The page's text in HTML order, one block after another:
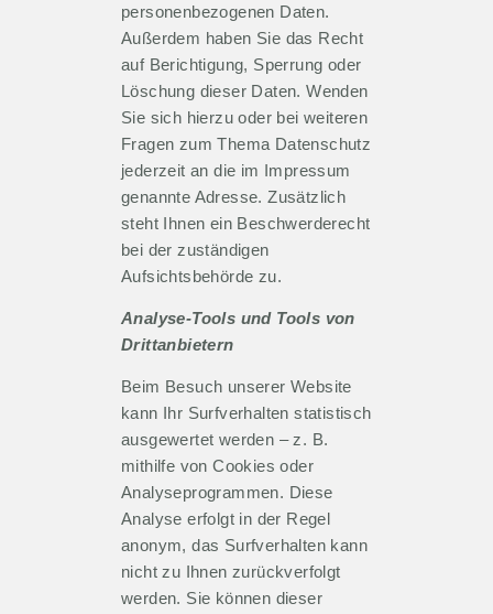
personenbezogenen Daten.
Außerdem haben Sie das Recht
auf Berichtigung, Sperrung oder
Löschung dieser Daten. Wenden
Sie sich hierzu oder bei weiteren
Fragen zum Thema Datenschutz
jederzeit an die im Impressum
genannte Adresse. Zusätzlich
steht Ihnen ein Beschwerderecht
bei der zuständigen
Aufsichtsbehörde zu.
Analyse-Tools und Tools von
Drittanbietern
Beim Besuch unserer Website
kann Ihr Surfverhalten statistisch
ausgewertet werden – z. B.
mithilfe von Cookies oder
Analyseprogrammen. Diese
Analyse erfolgt in der Regel
anonym, das Surfverhalten kann
nicht zu Ihnen zurückverfolgt
werden. Sie können dieser